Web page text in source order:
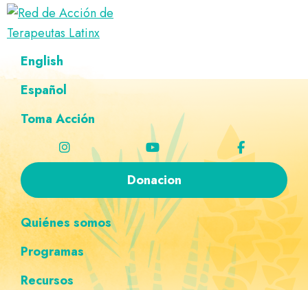
Saltar
navegación
principal
Ir
al
principal
Saltar
al
página
Saltar
navegación
personalizada
Red
de
Acción
de
Latinx
Directorio
terapeutas
Latinx
English
Español
Toma Acción
Donacion
Quiénes somos
Programas
Recursos